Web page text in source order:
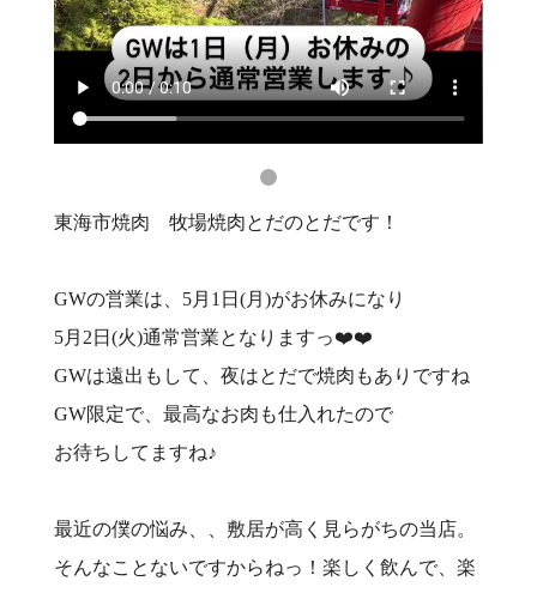
東海市焼肉 牧場焼肉とだのとだです！
GWの営業は、5月1日(月)がお休みになり
5月2日(火)通常営業となりますっ❤️❤️
GWは遠出もして、夜はとだで焼肉もありですね
GW限定で、最高なお肉も仕入れたので
お待ちしてますね♪
最近の僕の悩み、、敷居が高く見らがちの当店。
そんなことないですからねっ！楽しく飲んで、楽